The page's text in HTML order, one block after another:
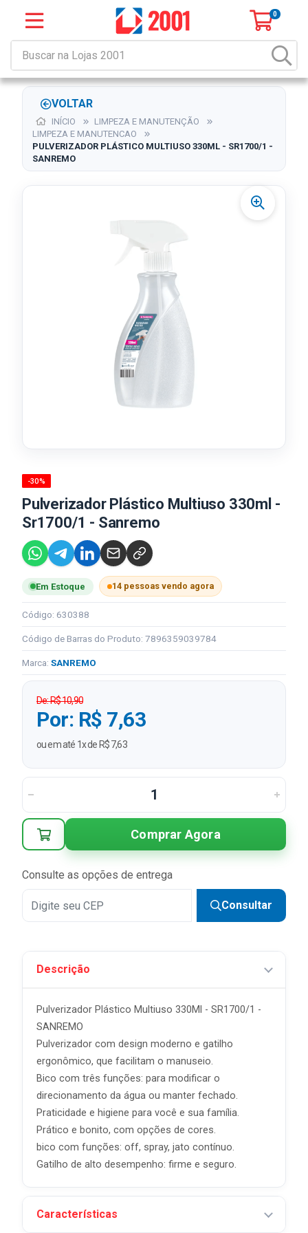
0
VOLTAR
INÍCIO
LIMPEZA E MANUTENÇÃO
LIMPEZA E MANUTENCAO
PULVERIZADOR PLÁSTICO MULTIUSO 330ML - SR1700/1 -
SANREMO
-30%
Pulverizador Plástico Multiuso 330ml -
Sr1700/1 - Sanremo
Em Estoque 14 pessoas vendo agora
Código: 630388
Código de Barras do Produto: 7896359039784
Marca: SANREMO
De: R$ 10,90
Por: R$ 7,63
ou em até 1x de R$ 7,63
Comprar Agora
Consulte as opções de entrega
Consultar
Descrição
Pulverizador Plástico Multiuso 330Ml - SR1700/1 -
SANREMO
Pulverizador com design moderno e gatilho
ergonômico, que facilitam o manuseio.
Bico com três funções: para modificar o
direcionamento da água ou manter fechado.
Praticidade e higiene para você e sua família.
Prático e bonito, com opções de cores.
bico com funções: off, spray, jato contínuo.
Gatilho de alto desempenho: firme e seguro.
Características